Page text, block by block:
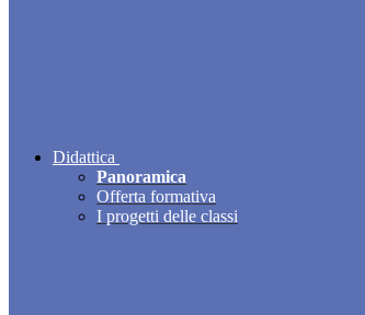
Didattica
Panoramica
Offerta formativa
I progetti delle classi